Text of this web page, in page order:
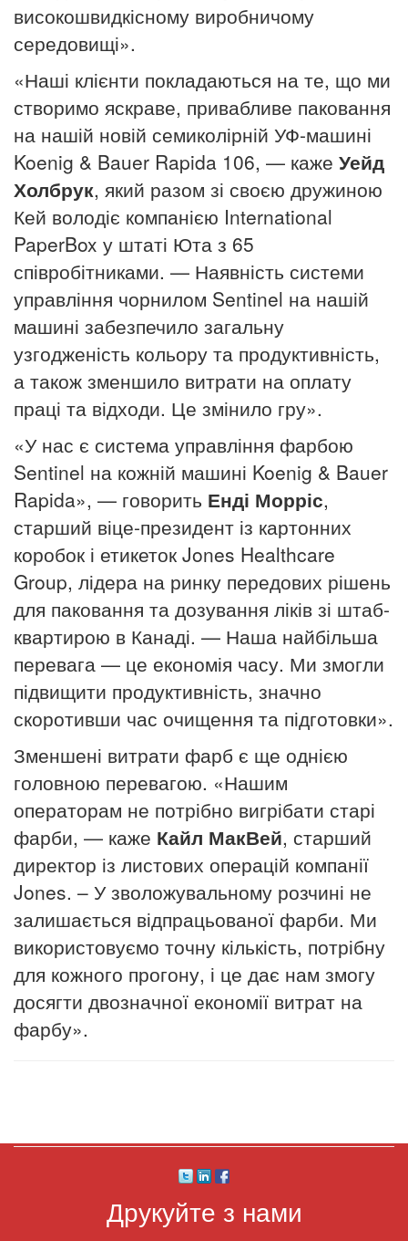
високошвидкісному виробничому
середовищі».
«Наші клієнти покладаються на те, що ми
створимо яскраве, привабливе паковання
на нашій новій семиколірній УФ-машині
Koenig & Bauer Rapida 106, — каже Уейд
Холбрук, який разом зі своєю дружиною
Кей володіє компанією International
PaperBox у штаті Юта з 65
співробітниками. — Наявність системи
управління чорнилом Sentinel на нашій
машині забезпечило загальну
узгодженість кольору та продуктивність,
а також зменшило витрати на оплату
праці та відходи. Це змінило гру».
«У нас є система управління фарбою
Sentinel на кожній машині Koenig & Bauer
Rapida», — говорить Енді Морріс,
старший віце-президент із картонних
коробок і етикеток Jones Healthcare
Group, лідера на ринку передових рішень
для паковання та дозування ліків зі штаб-
квартирою в Канаді. — Наша найбільша
перевага — це економія часу. Ми змогли
підвищити продуктивність, значно
скоротивши час очищення та підготовки».
Зменшені витрати фарб є ще однією
головною перевагою. «Нашим
операторам не потрібно вигрібати старі
фарби, — каже Кайл МакВей, старший
директор із листових операцій компанії
Jones. – У зволожувальному розчині не
залишається відпрацьованої фарби. Ми
використовуємо точну кількість, потрібну
для кожного прогону, і це дає нам змогу
досягти двозначної економії витрат на
фарбу».
Друкуйте з нами